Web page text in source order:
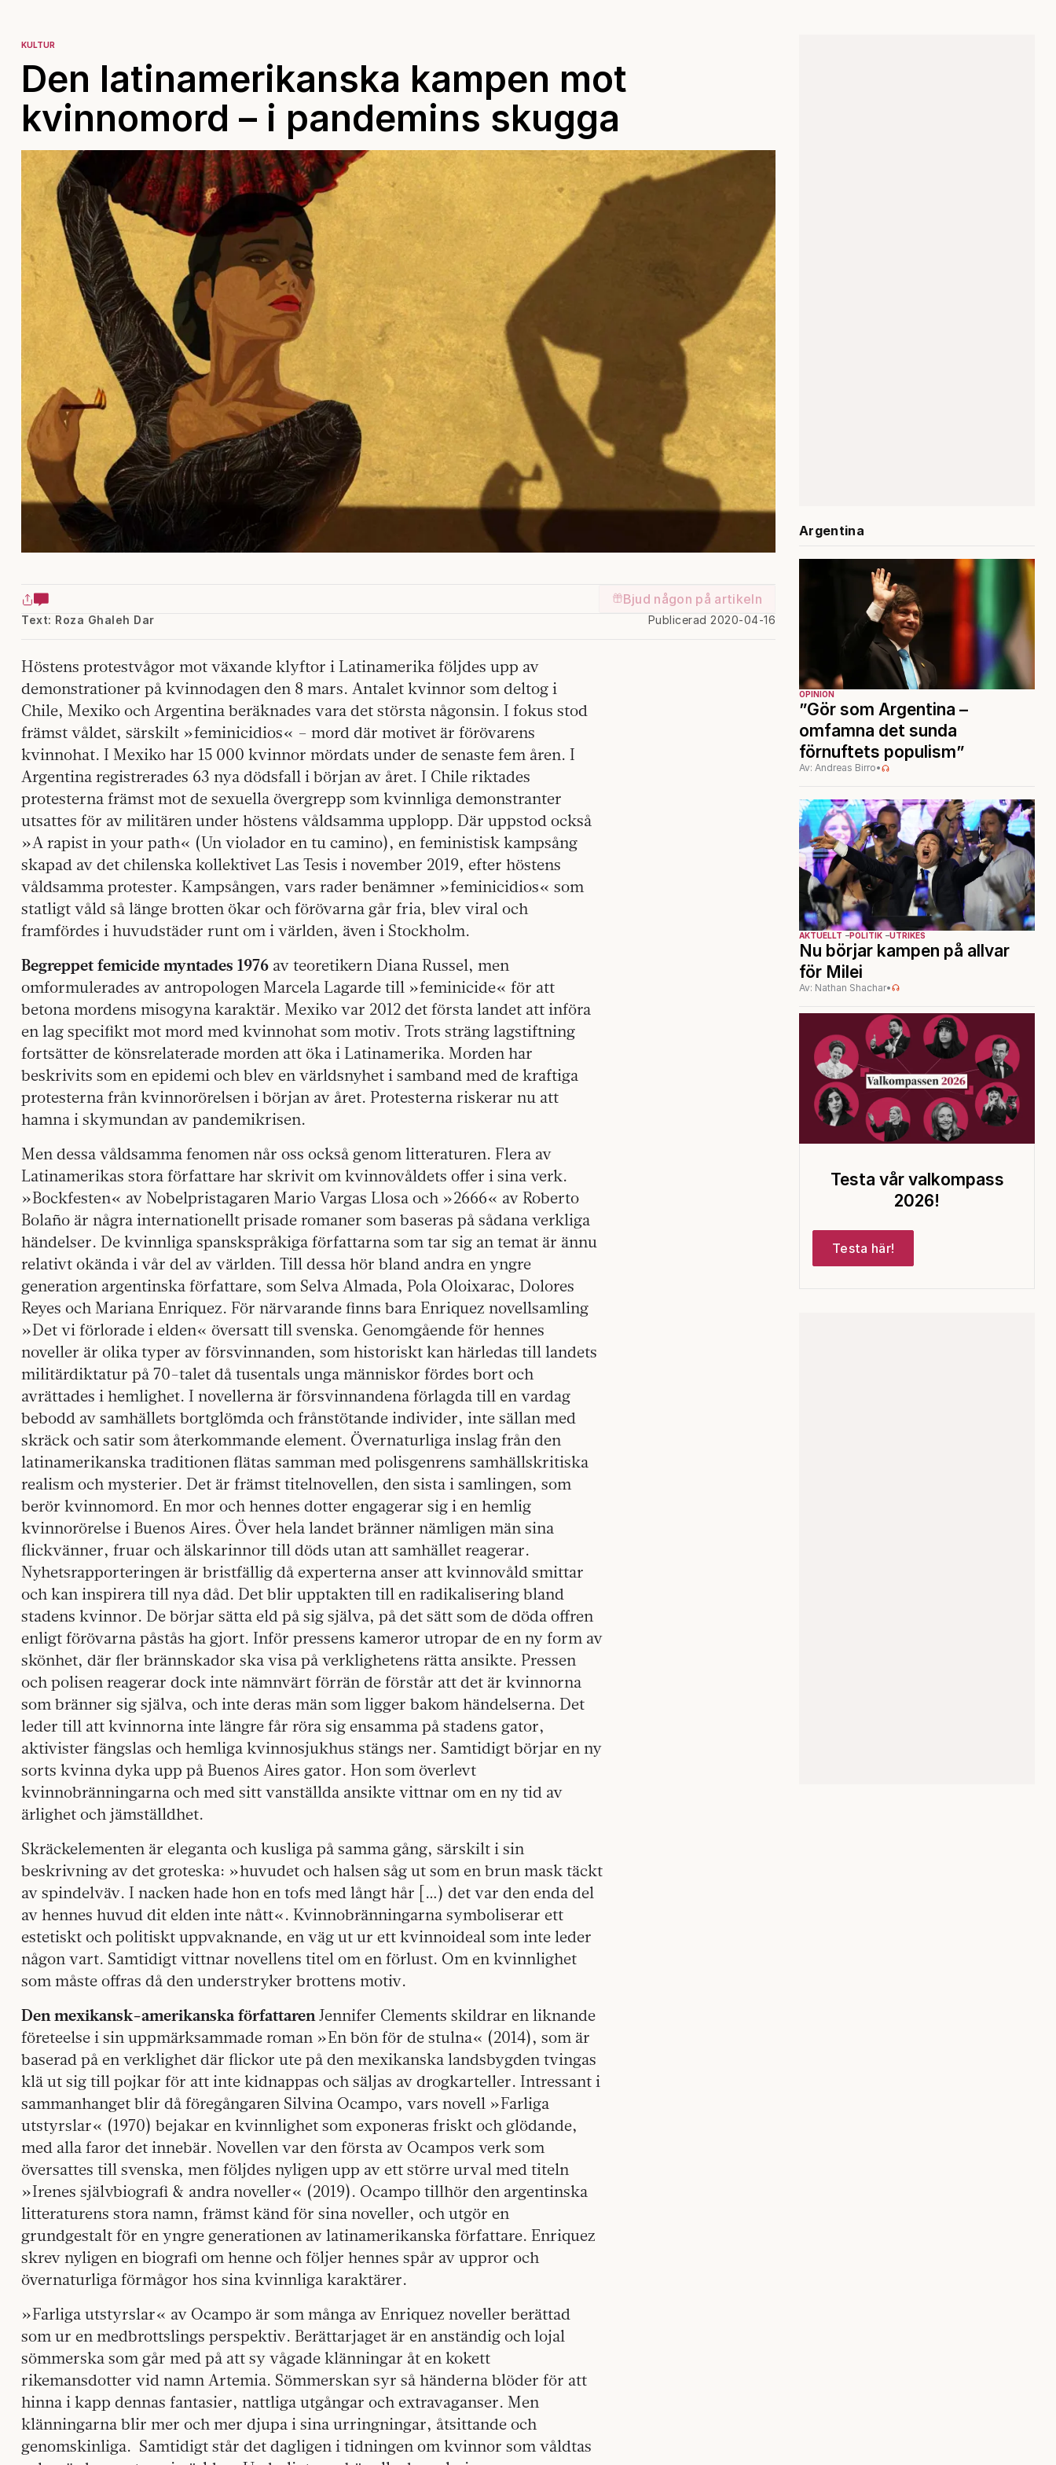
KULTUR
Den latinamerikanska kampen mot
kvinnomord – i pandemins skugga
Bjud någon på artikeln
Text: Roza Ghaleh Dar Publicerad 2020-04-16
Höstens protestvågor mot växande klyftor i Latinamerika följdes upp av
demonstrationer på kvinnodagen den 8 mars. Antalet kvinnor som deltog i
Chile, Mexiko och Argentina beräknades vara det största någonsin. I fokus stod
främst våldet, särskilt »feminicidios« – mord där motivet är förövarens
kvinnohat. I Mexiko har 15 000 kvinnor mördats under de senaste fem åren. I
Argentina registrerades 63 nya dödsfall i början av året. I Chile riktades
protesterna främst mot de sexuella övergrepp som kvinnliga demonstranter
utsattes för av militären under höstens våldsamma upplopp. Där uppstod också
»A rapist in your path« (Un violador en tu camino), en feministisk kampsång
skapad av det chilenska kollektivet Las Tesis i november 2019, efter höstens
våldsamma protester. Kampsången, vars rader benämner »feminicidios« som
statligt våld så länge brotten ökar och förövarna går fria, blev viral och
framfördes i huvudstäder runt om i världen, även i Stockholm.
Begreppet femicide myntades 1976 av teoretikern Diana Russel, men
omformulerades av antropologen Marcela Lagarde till »feminicide« för att
betona mordens misogyna karaktär. Mexiko var 2012 det första landet att införa
en lag specifikt mot mord med kvinnohat som motiv. Trots sträng lagstiftning
fortsätter de könsrelaterade morden att öka i Latinamerika. Morden har
beskrivits som en epidemi och blev en världsnyhet i samband med de kraftiga
protesterna från kvinnorörelsen i början av året. Protesterna riskerar nu att
hamna i skymundan av pandemikrisen.
Men dessa våldsamma fenomen når oss också genom litteraturen. Flera av
Latinamerikas stora författare har skrivit om kvinnovåldets offer i sina verk.
»Bockfesten« av Nobelpristagaren Mario Vargas Llosa och »2666« av Roberto
Bolaño är några internationellt prisade romaner som baseras på sådana verkliga
händelser. De kvinnliga spanskspråkiga författarna som tar sig an temat är ännu
relativt okända i vår del av världen. Till dessa hör bland andra en yngre
generation argentinska författare, som Selva Almada, Pola Oloixarac, Dolores
Reyes och Mariana Enriquez. För närvarande finns bara Enriquez novellsamling
»Det vi förlorade i elden« översatt till svenska. Genomgående för hennes
noveller är olika typer av försvinnanden, som historiskt kan härledas till landets
militärdiktatur på 70-talet då tusentals unga människor fördes bort och
avrättades i hemlighet. I novellerna är försvinnandena förlagda till en vardag
bebodd av samhällets bortglömda och frånstötande individer, inte sällan med
skräck och satir som återkommande element. Övernaturliga inslag från den
latinamerikanska traditionen flätas samman med polisgenrens samhällskritiska
realism och mysterier. Det är främst titelnovellen, den sista i samlingen, som
berör kvinnomord. En mor och hennes dotter engagerar sig i en hemlig
kvinnorörelse i Buenos Aires. Över hela landet bränner nämligen män sina
flickvänner, fruar och älskarinnor till döds utan att samhället reagerar.
Nyhetsrapporteringen är bristfällig då experterna anser att kvinnovåld smittar
och kan inspirera till nya dåd. Det blir upptakten till en radikalisering bland
stadens kvinnor. De börjar sätta eld på sig själva, på det sätt som de döda offren
enligt förövarna påstås ha gjort. Inför pressens kameror utropar de en ny form av
skönhet, där fler brännskador ska visa på verklighetens rätta ansikte. Pressen
och polisen reagerar dock inte nämnvärt förrän de förstår att det är kvinnorna
som bränner sig själva, och inte deras män som ligger bakom händelserna. Det
leder till att kvinnorna inte längre får röra sig ensamma på stadens gator,
aktivister fängslas och hemliga kvinnosjukhus stängs ner. Samtidigt börjar en ny
sorts kvinna dyka upp på Buenos Aires gator. Hon som överlevt
kvinnobränningarna och med sitt vanställda ansikte vittnar om en ny tid av
ärlighet och jämställdhet.
Skräckelementen är eleganta och kusliga på samma gång, särskilt i sin
beskrivning av det groteska: »huvudet och halsen såg ut som en brun mask täckt
av spindelväv. I nacken hade hon en tofs med långt hår […) det var den enda del
av hennes huvud dit elden inte nått«. Kvinnobränningarna symboliserar ett
estetiskt och politiskt uppvaknande, en väg ut ur ett kvinnoideal som inte leder
någon vart. Samtidigt vittnar novellens titel om en förlust. Om en kvinnlighet
som måste offras då den understryker brottens motiv.
Den mexikansk-amerikanska författarenJennifer Clements skildrar en liknande
företeelse i sin uppmärksammade roman »En bön för de stulna« (2014), som är
baserad på en verklighet där flickor ute på den mexikanska landsbygden tvingas
klä ut sig till pojkar för att inte kidnappas och säljas av drogkarteller. Intressant i
sammanhanget blir då föregångaren Silvina Ocampo, vars novell »Farliga
utstyrslar« (1970) bejakar en kvinnlighet som exponeras friskt och glödande,
med alla faror det innebär. Novellen var den första av Ocampos verk som
översattes till svenska, men följdes nyligen upp av ett större urval med titeln
»Irenes självbiografi & andra noveller« (2019). Ocampo tillhör den argentinska
litteraturens stora namn, främst känd för sina noveller, och utgör en
grundgestalt för en yngre generationen av latinamerikanska författare. Enriquez
skrev nyligen en biografi om henne och följer hennes spår av uppror och
övernaturliga förmågor hos sina kvinnliga karaktärer.
»Farliga utstyrslar« av Ocampo är som många av Enriquez noveller berättad
som ur en medbrottslings perspektiv. Berättarjaget är en anständig och lojal
sömmerska som går med på att sy vågade klänningar åt en kokett
rikemansdotter vid namn Artemia. Sömmerskan syr så händerna blöder för att
hinna i kapp dennas fantasier, nattliga utgångar och extravaganser. Men
klänningarna blir mer och mer djupa i sina urringningar, åtsittande och
genomskinliga. Samtidigt står det dagligen i tidningen om kvinnor som våldtas
Argentina
OPINION
”Gör som Argentina –
omfamna det sunda
förnuftets populism”
Av: Andreas Birro•
AKTUELLT POLITIK UTRIKES
Nu börjar kampen på allvar
för Milei
Av: Nathan Shachar•
Testa vår valkompass
2026!
Testa här!